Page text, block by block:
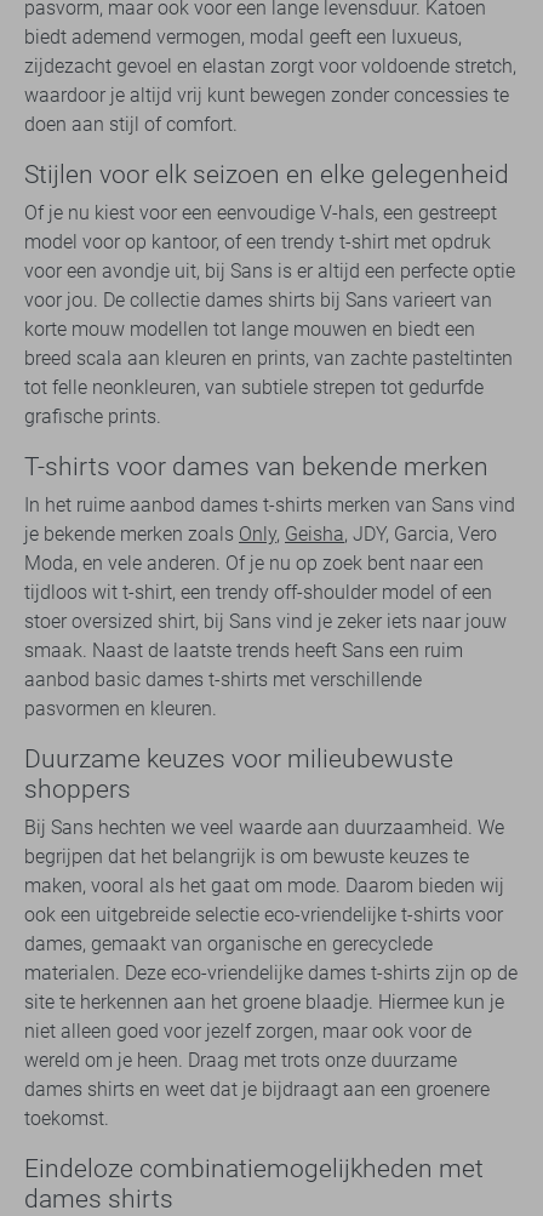
pasvorm, maar ook voor een lange levensduur. Katoen
biedt ademend vermogen, modal geeft een luxueus,
zijdezacht gevoel en elastan zorgt voor voldoende stretch,
waardoor je altijd vrij kunt bewegen zonder concessies te
doen aan stijl of comfort.
Stijlen voor elk seizoen en elke gelegenheid
Of je nu kiest voor een eenvoudige V-hals, een gestreept
model voor op kantoor, of een trendy t-shirt met opdruk
voor een avondje uit, bij Sans is er altijd een perfecte optie
voor jou. De collectie dames shirts bij Sans varieert van
korte mouw modellen tot lange mouwen en biedt een
breed scala aan kleuren en prints, van zachte pasteltinten
tot felle neonkleuren, van subtiele strepen tot gedurfde
grafische prints.
T-shirts voor dames van bekende merken
In het ruime aanbod dames t-shirts merken van Sans vind
je bekende merken zoals Only, Geisha, JDY, Garcia, Vero
Moda, en vele anderen. Of je nu op zoek bent naar een
tijdloos wit t-shirt, een trendy off-shoulder model of een
stoer oversized shirt, bij Sans vind je zeker iets naar jouw
smaak. Naast de laatste trends heeft Sans een ruim
aanbod basic dames t-shirts met verschillende
pasvormen en kleuren.
Duurzame keuzes voor milieubewuste
shoppers
Bij Sans hechten we veel waarde aan duurzaamheid. We
begrijpen dat het belangrijk is om bewuste keuzes te
maken, vooral als het gaat om mode. Daarom bieden wij
ook een uitgebreide selectie eco-vriendelijke t-shirts voor
dames, gemaakt van organische en gerecyclede
materialen. Deze eco-vriendelijke dames t-shirts zijn op de
site te herkennen aan het groene blaadje. Hiermee kun je
niet alleen goed voor jezelf zorgen, maar ook voor de
wereld om je heen. Draag met trots onze duurzame
dames shirts en weet dat je bijdraagt aan een groenere
toekomst.
Eindeloze combinatiemogelijkheden met
dames shirts